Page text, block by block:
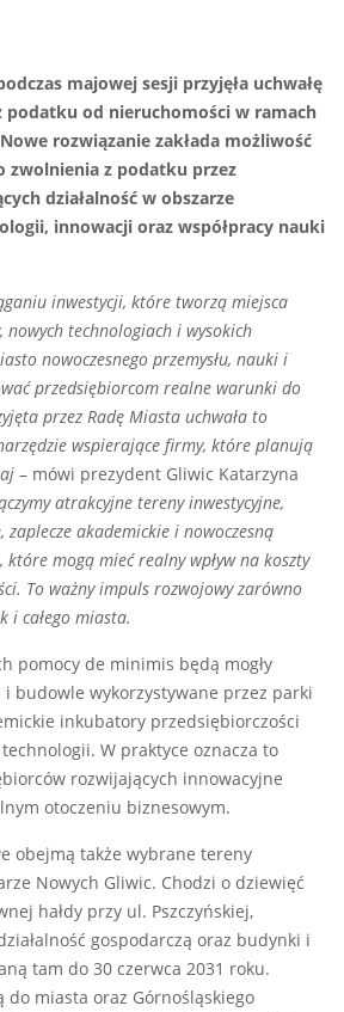
majowej sesji przyjęła uchwałę
podatku od nieruchomości w ramach
rozwiązanie zakłada możliwość
zwolnienia z podatku przez
działalność w obszarze
innowacji oraz współpracy nauki
inwestycji, które tworzą miejsca
technologiach i wysokich
nowoczesnego przemysłu, nauki i
przedsiębiorcom realne warunki do
przez Radę Miasta uchwała to
wspierające firmy, które planują
– mówi prezydent Gliwic Katarzyna
atrakcyjne tereny inwestycyjne,
akademickie i nowoczesną
mogą mieć realny wpływ na koszty
To ważny impuls rozwojowy zarówno
i całego miasta.
pomocy de minimis będą mogły
budowle wykorzystywane przez parki
inkubatory przedsiębiorczości
W praktyce oznacza to
rozwijających innowacyjne
otoczeniu biznesowym.
obejmą także wybrane tereny
Nowych Gliwic. Chodzi o dziewięć
hałdy przy ul. Pszczyńskiej,
gospodarczą oraz budynki i
tam do 30 czerwca 2031 roku.
do miasta oraz Górnośląskiego